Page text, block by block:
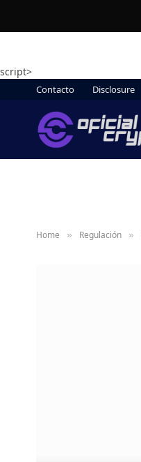
script>
Contacto Disclosure
Home » Regulación »